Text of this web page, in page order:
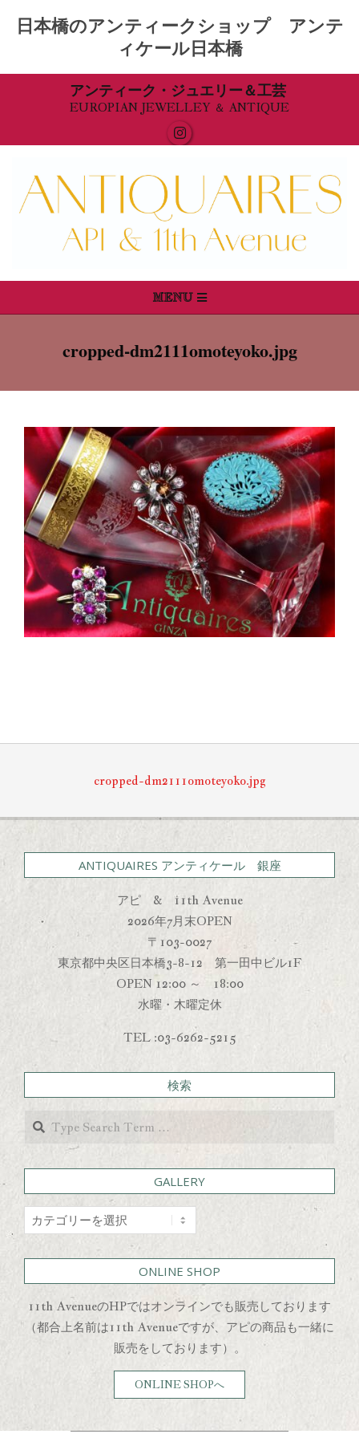
日本橋のアンティークショップ アンテ
ィケール日本橋
アンティーク・ジュエリー＆工芸
EUROPIAN JEWELLEY ＆ ANTIQUE
Navigation
MENU
cropped-dm2111omoteyoko.jpg
11-
cropped-dm2111omoteyoko.jpg
ANTIQUAIRES アンティケール 銀座
アピ & 11th Avenue
2026年7月末OPEN
〒103-0027
東京都中央区日本橋3-8-12 第一田中ビル1F
OPEN 12:00 ～ 18:00
水曜・木曜定休
TEL :03-6262-5215
検索
Search
GALLERY
GALLERY
ONLINE SHOP
11th AvenueのHPではオンラインでも販売しております
（都合上名前は11th Avenueですが、アピの商品も一緒に
販売をしております）。
ONLINE SHOPへ